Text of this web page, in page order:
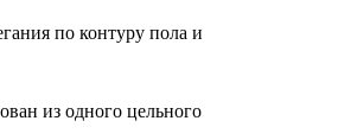
по контуру пола и
из одного цельного